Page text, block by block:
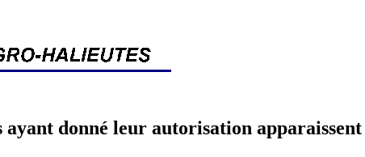
ayant donné leur autorisation